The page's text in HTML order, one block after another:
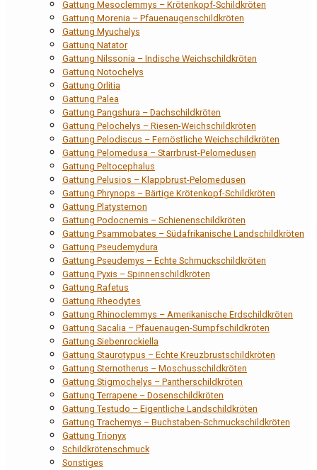
Gattung Mesoclemmys – Krötenkopf-Schildkröten
Gattung Morenia – Pfauenaugenschildkröten
Gattung Myuchelys
Gattung Natator
Gattung Nilssonia – Indische Weichschildkröten
Gattung Notochelys
Gattung Orlitia
Gattung Palea
Gattung Pangshura – Dachschildkröten
Gattung Pelochelys – Riesen-Weichschildkröten
Gattung Pelodiscus – Fernöstliche Weichschildkröten
Gattung Pelomedusa – Starrbrust-Pelomedusen
Gattung Peltocephalus
Gattung Pelusios – Klappbrust-Pelomedusen
Gattung Phrynops – Bärtige Krötenkopf-Schildkröten
Gattung Platysternon
Gattung Podocnemis – Schienenschildkröten
Gattung Psammobates – Südafrikanische Landschildkröten
Gattung Pseudemydura
Gattung Pseudemys – Echte Schmuckschildkröten
Gattung Pyxis – Spinnenschildkröten
Gattung Rafetus
Gattung Rheodytes
Gattung Rhinoclemmys – Amerikanische Erdschildkröten
Gattung Sacalia – Pfauenaugen-Sumpfschildkröten
Gattung Siebenrockiella
Gattung Staurotypus – Echte Kreuzbrustschildkröten
Gattung Sternotherus – Moschusschildkröten
Gattung Stigmochelys – Pantherschildkröten
Gattung Terrapene – Dosenschildkröten
Gattung Testudo – Eigentliche Landschildkröten
Gattung Trachemys – Buchstaben-Schmuckschildkröten
Gattung Trionyx
Schildkrötenschmuck
Sonstiges